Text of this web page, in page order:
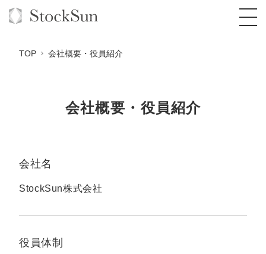
オーダーメイド支援
コンサルタント一覧
品質ガイドライン
社内コンペ
クレーム窓口
定額制Webマーケティング代行『マキトルく
オリジナルサービス
格安でAI導入支援『あいのりAI』
拡散付1日密着動画制作『まるごと社長』
1本無料で記事を制作『SEOトライアル』
実績
お役立ち資料
料金表
オンラインサロン
StockSun道場
道場TOP
動画編集
年収エージェント
TOP 会社概要・役員紹介
会社概要・役員紹介
会社名
StockSun株式会社
役員体制